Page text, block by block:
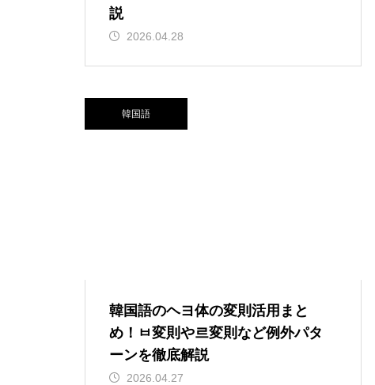
説
2026.04.28
韓国語
韓国語のヘヨ体の変則活用まと
め！ㅂ変則や르変則など例外パタ
ーンを徹底解説
2026.04.27